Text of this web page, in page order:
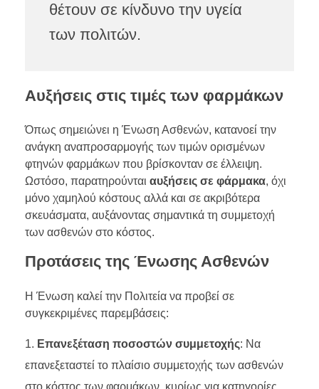
θέτουν σε κίνδυνο την υγεία
των πολιτών.
Αυξήσεις στις τιμές των φαρμάκων
Όπως σημειώνει η Ένωση Ασθενών, κατανοεί την
ανάγκη αναπροσαρμογής των τιμών ορισμένων
φτηνών φαρμάκων που βρίσκονταν σε έλλειψη.
Ωστόσο, παρατηρούνται αυξήσεις σε φάρμακα, όχι
μόνο χαμηλού κόστους αλλά και σε ακριβότερα
σκευάσματα, αυξάνοντας σημαντικά τη συμμετοχή
των ασθενών στο κόστος.
Προτάσεις της Ένωσης Ασθενών
Η Ένωση καλεί την Πολιτεία να προβεί σε
συγκεκριμένες παρεμβάσεις:
Επανεξέταση ποσοστών συμμετοχής: Να
επανεξεταστεί το πλαίσιο συμμετοχής των ασθενών
στο κόστος των φαρμάκων, κυρίως για κατηγορίες